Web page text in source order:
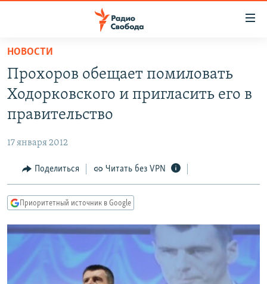
упрощенного
доступа
Вернуться
основному
Вернутся
Вернутся
поиску
ПОДКАСТЫ
АВТОРСКИЕ ПРОЕКТЫ
МНЕНИЯ
КУЛЬТУРА
КАВКАЗ.РЕАЛИИ
СЕВЕР.РЕАЛИИ
СИБИРЬ.РЕАЛИИ
РАСПИСАНИЕ ВЕЩАНИЯ
НОВОСТИ
Прохоров обещает помиловать
Ходорковского и пригласить его в
правительство
17 января 2012
Поделиться Читать без VPN
Приоритетный источник в Google